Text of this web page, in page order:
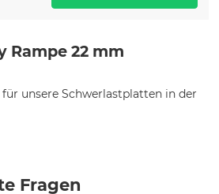
Rampe 22 mm
unsere Schwerlastplatten in der
Fragen